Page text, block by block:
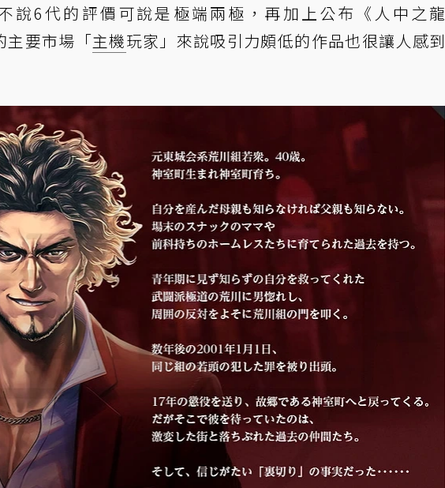
說6代的評價可說是極端兩極，再加上公布《人中之龍
主要市場「主機玩家」來說吸引力頗低的作品也很讓人感到